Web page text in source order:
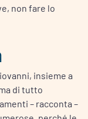
non fare lo
insieme a
di tutto
– racconta –